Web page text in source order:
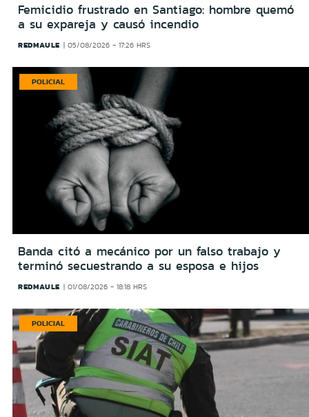
Femicidio frustrado en Santiago: hombre quemó
a su expareja y causó incendio
REDMAULE 05/08/2026 - 17:26 HRS
POLICIAL
Banda citó a mecánico por un falso trabajo y
terminó secuestrando a su esposa e hijos
REDMAULE 01/08/2026 - 18:18 HRS
POLICIAL